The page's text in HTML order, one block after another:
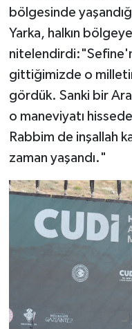
bölgesinde
Yarka, halkın
gittiğimizde o
gördük. Sanki bir
o maneviyatı
Rabbim de inşallah
zaman yaşandı."